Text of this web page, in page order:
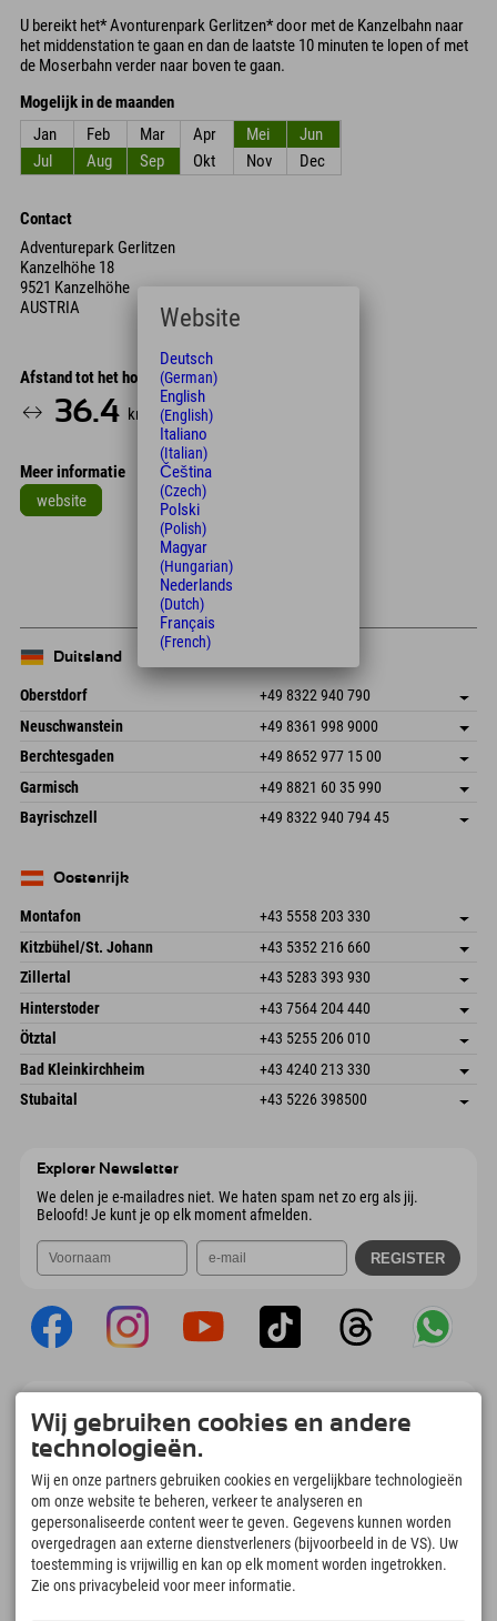
U bereikt het* Avonturenpark Gerlitzen* door met de Kanzelbahn naar
het middenstation te gaan en dan de laatste 10 minuten te lopen of met
de Moserbahn verder naar boven te gaan.
Mogelijk in de maanden
Jan
Feb Mar Apr Mei
Jun
Jul
Aug Sep Okt Nov Dec
Contact
Adventurepark Gerlitzen
Kanzelhöhe 18
9521 Kanzelhöhe
AUSTRIA
Afstand tot het hotel
36.4 km 48
Meer informatie
website
Duitsland
Oberstdorf +49 8322 940 790
An der Breitach 3
87538 Fischen I. Allgäu
Duitsland
Adres opslaan
Aankomstinformatie
Booking
Neuschwanstein +49 8361 998 9000
An der Riese 45
87484 Nesselwang im Allgäu
Duitsland
Adres opslaan
Booking
Berchtesgaden +49 8652 977 15 00
Hofreitstr. 7
83471 Schönau am Königssee
Duitsland
Adres opslaan
Aankomstinformatie
Booking
Garmisch +49 8821 60 35 990
Frickenstraße 22
82490 Farchant
Adres opslaan
Bayrischzell +49 8322 940 794 45
Duitsland
Oostenrijk
Montafon +43 5558 203 330
Dorfstr. 127b
6793 Gaschurn/Montafon
Oostenrijk
Adres opslaan
Aankomstinformatie
Booking
Kitzbühel/St. Johann +43 5352 216 660
Speckbacherstraße 87
Oostenrijk
Adres opslaan
Booking
Zillertal +43 5283 393 930
Schmiedau 2
6272 Kaltenbach im Zillertal
Oostenrijk
Adres opslaan
Aankomstinformatie
Booking
Hinterstoder +43 7564 204 440
Freizeitpark 10
Oostenrijk
Adres opslaan
Booking
Ötztal +43 5255 206 010
Gscheat 14
6441 Umhausen
Oostenrijk
Adres opslaan
Aankomstinformatie
Booking
Bad Kleinkirchheim +43 4240 213 330
Dorfstraße 24
Adres opslaan
Stubaital +43 5226 398500
Explorer Newsletter
We delen je e-mailadres niet. We haten spam net zo erg als jij.
Beloofd! Je kunt je op elk moment afmelden.
Upload je #ExplorerMoments, Mijn Explorer
To Go met een boekingsoverzicht, bucketlist,
restaurantoverzicht en nog veel meer.
Download nu!
Tijd voor ontdekkingsmomenten
166
Bergmeren en
4.634km
Wij gebruiken cookies en andere
technologieën.
Wij en onze partners gebruiken cookies en vergelijkbare technologieën
om onze website te beheren, verkeer te analyseren en
gepersonaliseerde content weer te geven. Gegevens kunnen worden
overgedragen aan externe dienstverleners (bijvoorbeeld in de VS). Uw
toestemming is vrijwillig en kan op elk moment worden ingetrokken.
Zie ons privacybeleid voor meer informatie.
Website
Deutsch
(German)
English
(English)
Italiano
(Italian)
Čeština
(Czech)
Polski
(Polish)
Magyar
(Hungarian)
Nederlands
(Dutch)
Français
(French)